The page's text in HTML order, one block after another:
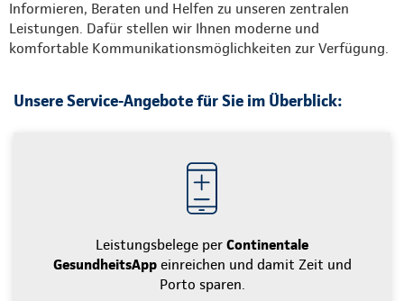
Informieren, Beraten und Helfen zu unseren zentralen
Leistungen. Dafür stellen wir Ihnen moderne und
komfortable Kommunikationsmöglichkeiten zur Verfügung.
Unsere Service-Angebote für Sie im Überblick:
Leistungsbelege per Continentale
GesundheitsAppeinreichen und damit Zeit und
Porto sparen.